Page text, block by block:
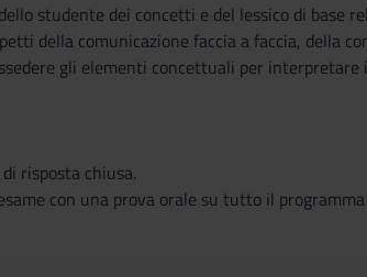
studente dei concetti e del lessico di base
della comunicazione faccia a faccia, della
gli elementi concettuali per interpretare
risposta chiusa.
con una prova orale su tutto il